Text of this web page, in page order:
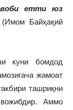
етти юз
Байҳақий
куни бомдод
жамоат
ташриқни
Аммо